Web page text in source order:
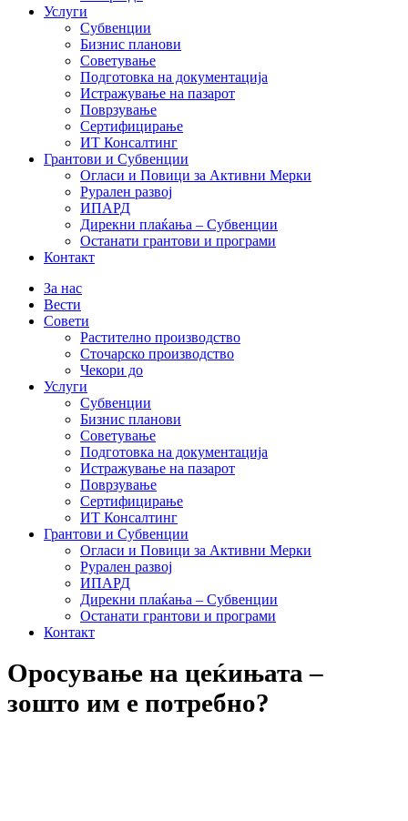
Услуги
Субвенции
Бизнис планови
Советување
Подготовка на документација
Истражување на пазарот
Поврзување
Сертифицирање
ИТ Консалтинг
Грантови и Субвенции
Огласи и Повици за Активни Мерки
Рурален развој
ИПАРД
Дирекни плаќања – Субвенции
Останати грантови и програми
Контакт
За нас
Вести
Совети
Растително производство
Сточарско производство
Чекори до
Услуги
Субвенции
Бизнис планови
Советување
Подготовка на документација
Истражување на пазарот
Поврзување
Сертифицирање
ИТ Консалтинг
Грантови и Субвенции
Огласи и Повици за Активни Мерки
Рурален развој
ИПАРД
Дирекни плаќања – Субвенции
Останати грантови и програми
Контакт
Oросување на цеќињата –
зошто им е потребно?